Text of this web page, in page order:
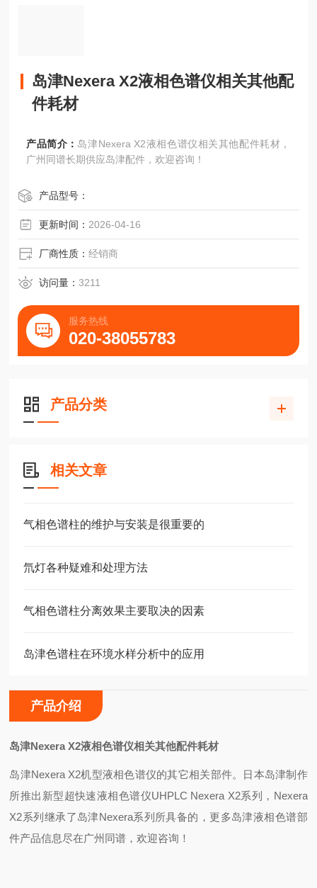
岛津Nexera X2液相色谱仪相关其他配
件耗材
产品简介： 岛津Nexera X2液相色谱仪相关其他配件耗材，
广州同谱长期供应岛津配件，欢迎咨询！
产品型号：
更新时间： 2026-04-16
厂商性质：经销商
访问量：3211
服务热线
020-38055783
产品分类
相关文章
气相色谱柱的维护与安装是很重要的
氘灯各种疑难和处理方法
气相色谱柱分离效果主要取决的因素
岛津色谱柱在环境水样分析中的应用
产品介绍
岛津Nexera X2液相色谱仪相关其他配件耗材
岛津Nexera X2机型液相色谱仪的其它相关部件。日本岛津制作
所推出新型超快速液相色谱仪UHPLC Nexera X2系列，Nexera
X2系列继承了岛津Nexera系列所具备的，更多岛津液相色谱部
件产品信息尽在广州同谱，欢迎咨询！